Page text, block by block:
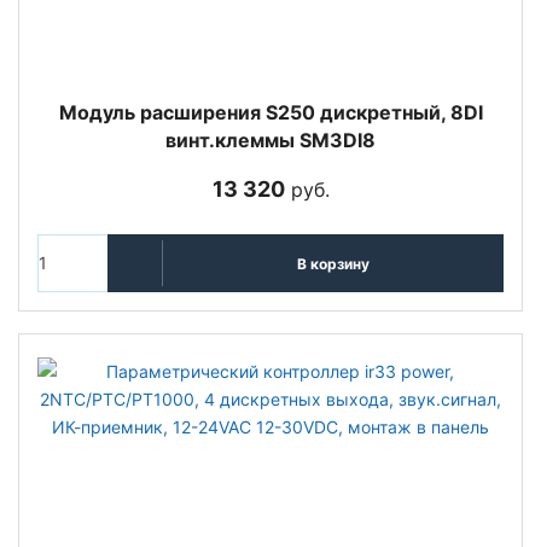
Модуль расширения S250 дискретный, 8DI
винт.клеммы SM3DI8
13 320руб.
В корзину